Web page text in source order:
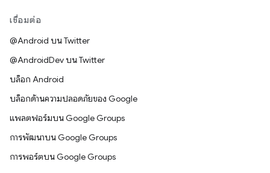
เชื่อมต่อ
@Android บน Twitter
@AndroidDev บน Twitter
บล็อก Android
บล็อกด้านความปลอดภัยของ Google
แพลตฟอร์มบน Google Groups
การพัฒนาบน Google Groups
การพอร์ตบน Google Groups